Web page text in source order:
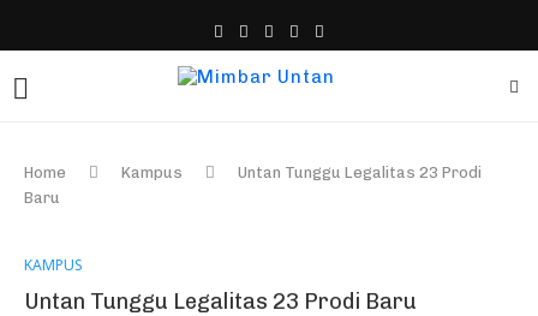
Home Kampus
Untan Tunggu Legalitas 23 Prodi
Baru
KAMPUS
Untan Tunggu Legalitas 23 Prodi Baru